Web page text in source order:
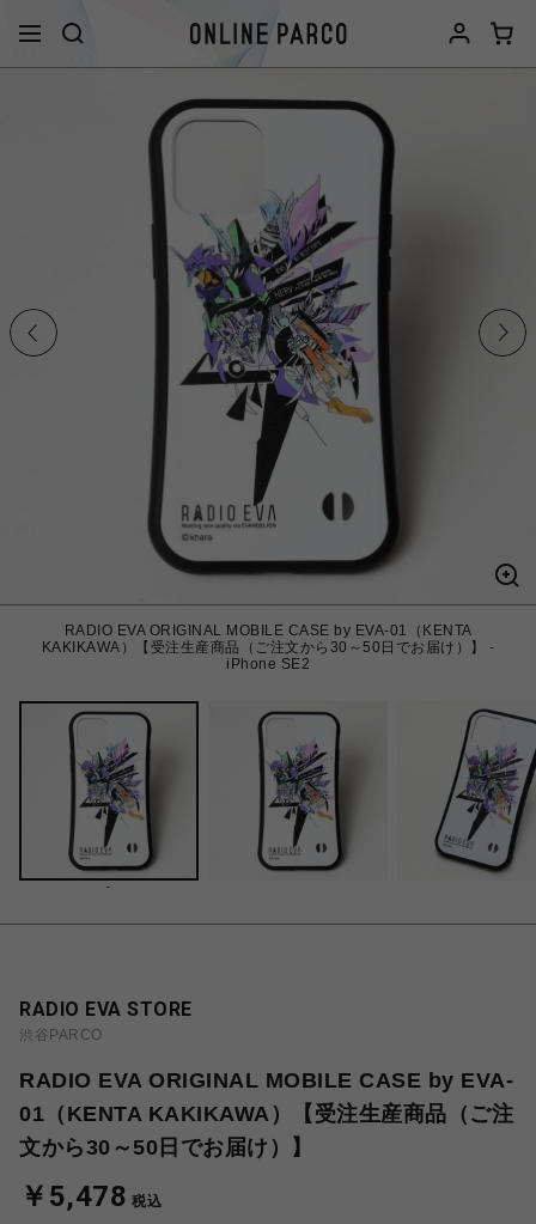
RADIO EVA ORIGINAL MOBILE CASE by EVA-01（KENTA
KAKIKAWA）【受注生産商品（ご注文から30～50日でお届け）】 -
iPhone SE2
-
RADIO EVA STORE
渋谷PARCO
RADIO EVA ORIGINAL MOBILE CASE by EVA-
01（KENTA KAKIKAWA）【受注生産商品（ご注
文から30～50日でお届け）】
￥5,478 税込